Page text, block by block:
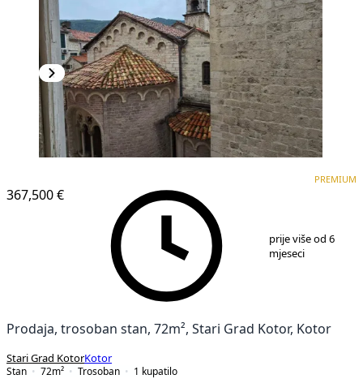
367,500 €
PREMIUM
prije više od 6
mjeseci
Prodaja, trosoban stan, 72m², Stari Grad Kotor, Kotor
Stari Grad KotorKotor
Stan
72m² Trosoban 1 kupatilo